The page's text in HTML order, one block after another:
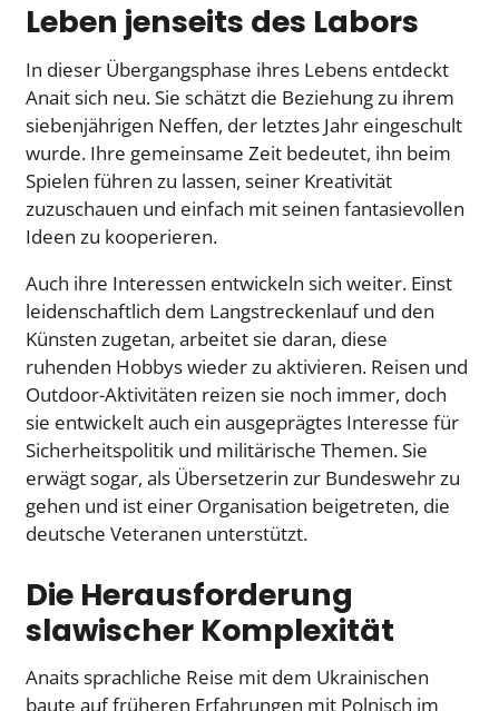
Leben jenseits des Labors
In dieser Übergangsphase ihres Lebens entdeckt
Anait sich neu. Sie schätzt die Beziehung zu ihrem
siebenjährigen Neffen, der letztes Jahr eingeschult
wurde. Ihre gemeinsame Zeit bedeutet, ihn beim
Spielen führen zu lassen, seiner Kreativität
zuzuschauen und einfach mit seinen fantasievollen
Ideen zu kooperieren.
Auch ihre Interessen entwickeln sich weiter. Einst
leidenschaftlich dem Langstreckenlauf und den
Künsten zugetan, arbeitet sie daran, diese
ruhenden Hobbys wieder zu aktivieren. Reisen und
Outdoor-Aktivitäten reizen sie noch immer, doch
sie entwickelt auch ein ausgeprägtes Interesse für
Sicherheitspolitik und militärische Themen. Sie
erwägt sogar, als Übersetzerin zur Bundeswehr zu
gehen und ist einer Organisation beigetreten, die
deutsche Veteranen unterstützt.
Die Herausforderung
slawischer Komplexität
Anaits sprachliche Reise mit dem Ukrainischen
baute auf früheren Erfahrungen mit Polnisch im